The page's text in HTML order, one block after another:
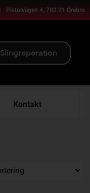
Pistolvägen 4, 702 21 Örebro
Slingreperation
Kontakt